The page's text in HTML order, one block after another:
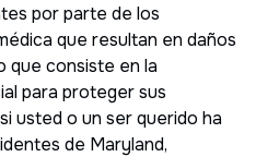
por parte de los
que resultan en daños
que consiste en la
para proteger sus
usted o un ser querido ha
de Maryland,